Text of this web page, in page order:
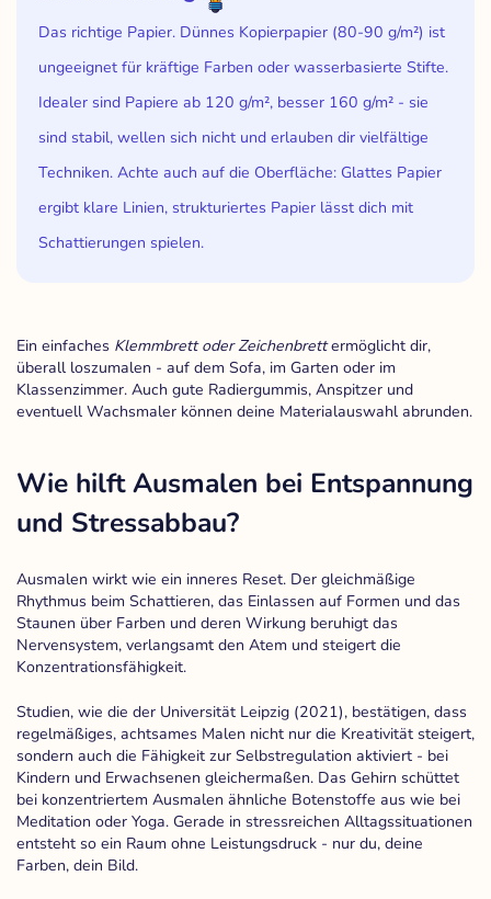
Das richtige Papier. Dünnes Kopierpapier (80-90 g/m²) ist
ungeeignet für kräftige Farben oder wasserbasierte Stifte.
Idealer sind Papiere ab 120 g/m², besser 160 g/m² - sie
sind stabil, wellen sich nicht und erlauben dir vielfältige
Techniken. Achte auch auf die Oberfläche: Glattes Papier
ergibt klare Linien, strukturiertes Papier lässt dich mit
Schattierungen spielen.
Ein einfaches Klemmbrett oder Zeichenbrettermöglicht dir,
überall loszumalen - auf dem Sofa, im Garten oder im
Klassenzimmer. Auch gute Radiergummis, Anspitzer und
eventuell Wachsmaler können deine Materialauswahl abrunden.
Wie hilft Ausmalen bei Entspannung
und Stressabbau?
Ausmalen wirkt wie ein inneres Reset. Der gleichmäßige
Rhythmus beim Schattieren, das Einlassen auf Formen und das
Staunen über Farben und deren Wirkung beruhigt das
Nervensystem, verlangsamt den Atem und steigert die
Konzentrationsfähigkeit.
Studien, wie die der Universität Leipzig (2021), bestätigen, dass
regelmäßiges, achtsames Malen nicht nur die Kreativität steigert,
sondern auch die Fähigkeit zur Selbstregulation aktiviert - bei
Kindern und Erwachsenen gleichermaßen. Das Gehirn schüttet
bei konzentriertem Ausmalen ähnliche Botenstoffe aus wie bei
Meditation oder Yoga. Gerade in stressreichen Alltagssituationen
entsteht so ein Raum ohne Leistungsdruck - nur du, deine
Farben, dein Bild.